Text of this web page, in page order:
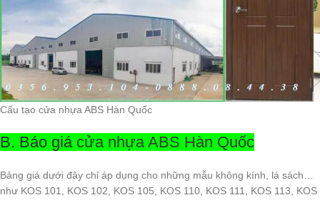
Cấu tạo cửa nhựa ABS Hàn Quốc
B. Báo giá cửa nhựa ABS Hàn Quốc
Bảng giá dưới đây chỉ áp dụng cho những mẫu không kính, lá sách…
như KOS 101, KOS 102, KOS 105, KOS 110, KOS 111, KOS 113, KOS